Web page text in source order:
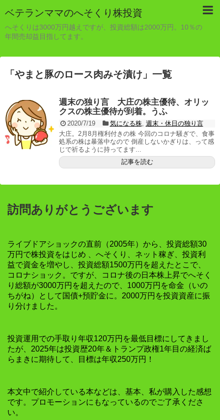
ベテランママのへそくり株投資
へそくりは3000万円越えですが、投資総額は2000万円。10％の
年間売却益目指してます。
「 やまと豚のロース肉みそ漬け 」 一覧
週末の独り言 大庄の株主優待、オリッ
クスの株主優待が到着。うふ
2020/7/19 気になる株, 週末・休日の独り言
大庄。2月8月権利付きの株 今回のコロナ騒ぎで、食事
処系の株は暴落中なので 倒産しないかぎりは、って感
じで祈るように持ってます...
記事を読む
訪問ありがとうございます
ライブドアショックの直前（2005年）から、投資総額30
万円で株投資をはじめ 、へそくり、ネット稼ぎ、投資利
益で資金を増やし、投資総額1500万円を超えたとこで、
コロナショック。ですが、コロナ後の日本株上昇でへそく
り総額が3000万円を超えたので、1000万円を命金（いの
ちがね）として国債+預貯金に。2000万円を投資資産に振
り分けました。
投資運用での手取り年収120万円を最低目標にしてきまし
たが、2025年は投資歴20年＆トランプ政権1年目の経済ば
らまきに期待して、目標は年収250万円！
本文中で紹介している本などは、基本、私が購入した感想
です。プロモーションにもなっているのでご了承くださ
い。